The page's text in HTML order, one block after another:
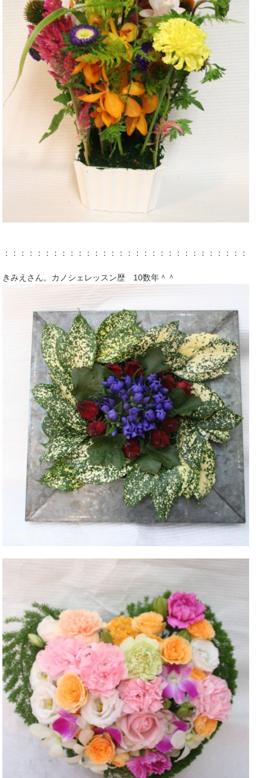
：：：：：：：：：：：：：：：：：：：：：：：：：：：：：：
きみえさん。カノシェレッスン歴 10数年＾＾